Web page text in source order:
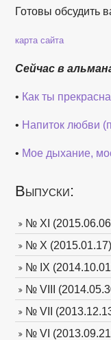
Готовы обсудить
карта сайта
Сейчас в
• Как ты
• Напиток любви
• Мое дыхание,
Выпуски:
№ XI
№ X (2015.01.17)
№ IX
№ VIII
№ VII
№ VI